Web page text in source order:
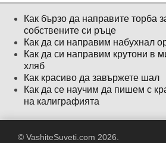
Как бързо да направите торба
собствените си ръце
Как да си направим набухнал
Как да си направим крутони в
хляб
Как красиво да завържете шал
Как да се научим да пишем с
на калиграфията
© VashiteSuveti.com 2026.